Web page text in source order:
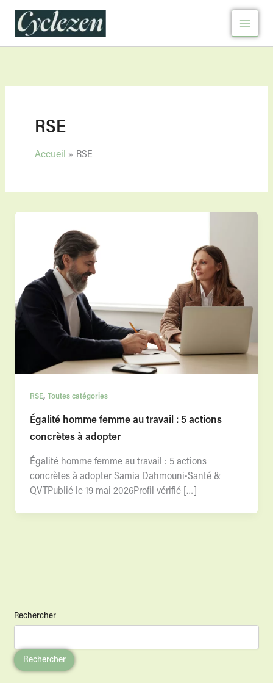
contenu
RSE
Accueil RSE
RSE, Toutes catégories
Égalité homme femme au travail : 5 actions
concrètes à adopter
Égalité homme femme au travail : 5 actions
concrètes à adopter Samia Dahmouni•Santé &
QVTPublié le 19 mai 2026Profil vérifié […]
Rechercher
Rechercher